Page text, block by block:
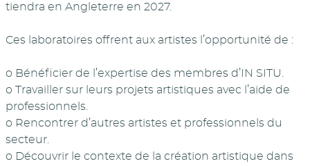
tiendra en Angleterre en 2027.
Ces laboratoires offrent aux artistes l’opportunité de :
o Bénéficier de l’expertise des membres d’IN SITU.
o Travailler sur leurs projets artistiques avec l’aide de
professionnels.
o Rencontrer d’autres artistes et professionnels du
secteur.
o Découvrir le contexte de la création artistique dans